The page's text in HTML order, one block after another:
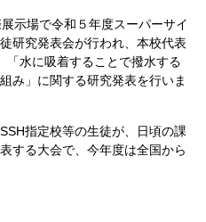
示場で令和５年度スーパーサイ
研究発表会が行われ、本校代表
「水に吸着することで撥水する
み」に関する研究発表を行いま
SSH指定校等の生徒が、日頃の課
する大会で、今年度は全国から